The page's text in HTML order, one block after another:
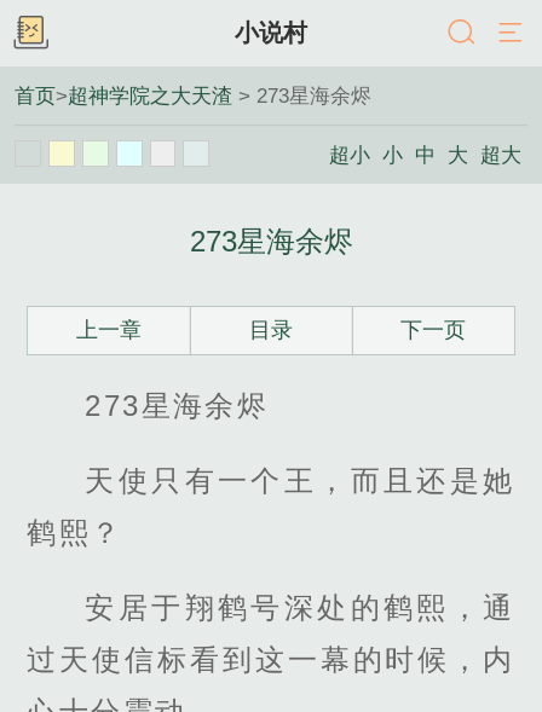
小说村
首页>超神学院之大天渣 > 273星海余烬
超小 小 中 大 超大
273星海余烬
上一章 目录 下一页
273星海余烬
天使只有一个王，而且还是她
鹤熙？
安居于翔鹤号深处的鹤熙，通
过天使信标看到这一幕的时候，内